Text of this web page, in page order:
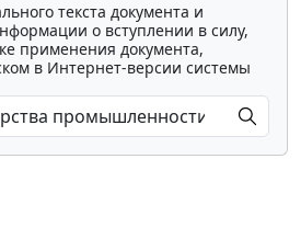
текста документа и
о вступлении в силу,
применения документа,
в Интернет-версии системы